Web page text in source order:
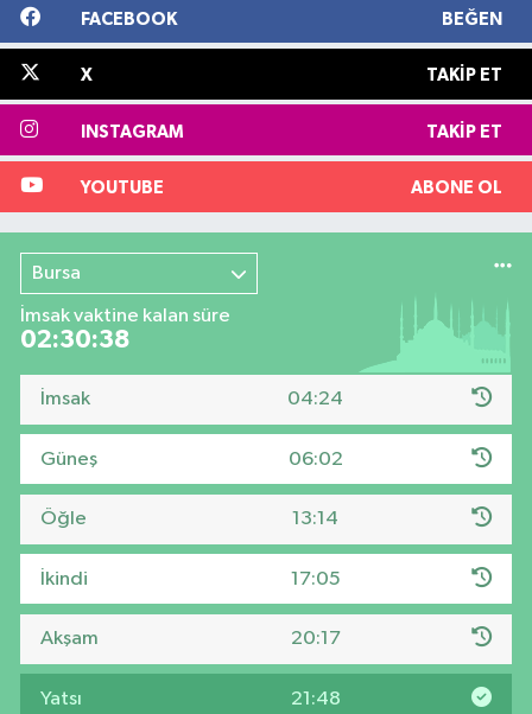
FACEBOOK BEĞEN
X TAKIP ET
INSTAGRAM TAKIP ET
YOUTUBE ABONE OL
Bursa
İmsak vaktine kalan süre
02:30:37
İmsak 04:24
Güneş 06:02
Öğle 13:14
İkindi 17:05
Akşam 20:17
Yatsı 21:48